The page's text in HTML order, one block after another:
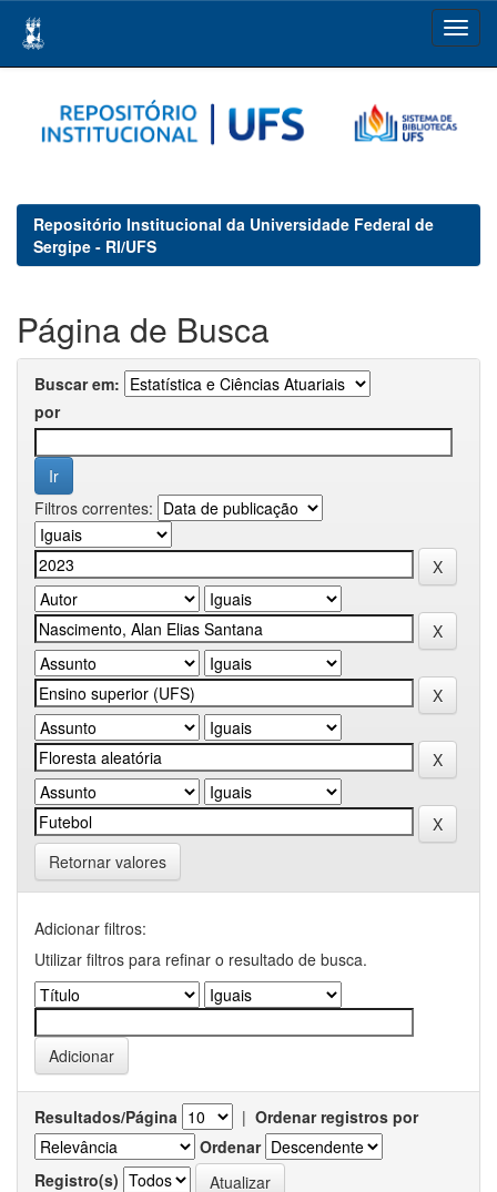
navigation
Repositório Institucional da Universidade Federal de
Sergipe - RI/UFS
Página de Busca
Buscar em:
por
Filtros correntes:
Retornar valores
Adicionar filtros:
Utilizar filtros para refinar o resultado de busca.
Resultados/Página | Ordenar registros por
Ordenar
Registro(s)